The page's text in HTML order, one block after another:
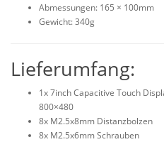
Abmessungen: 165 × 100mm
Gewicht: 340g
Lieferumfang:
1x 7inch Capacitive Touch
800×480
8x M2.5x8mm Distanzbolzen
8x M2.5x6mm Schrauben